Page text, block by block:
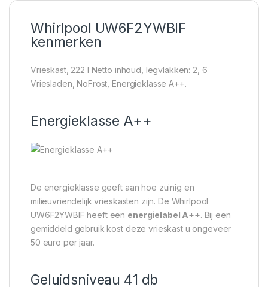
Whirlpool UW6F2YWBIF
kenmerken
Vrieskast, 222 l Netto inhoud, legvlakken: 2, 6
Vriesladen, NoFrost, Energieklasse A++.
Energieklasse A++
De energieklasse geeft aan hoe zuinig en
milieuvriendelijk vrieskasten zijn. De Whirlpool
UW6F2YWBIF heeft een energielabel A++. Bij een
gemiddeld gebruik kost deze vrieskast u ongeveer
50 euro per jaar.
Geluidsniveau 41 db